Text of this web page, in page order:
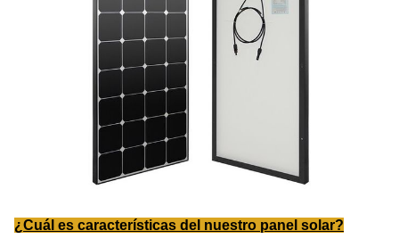
¿Cuál es características del nuestro panel solar?